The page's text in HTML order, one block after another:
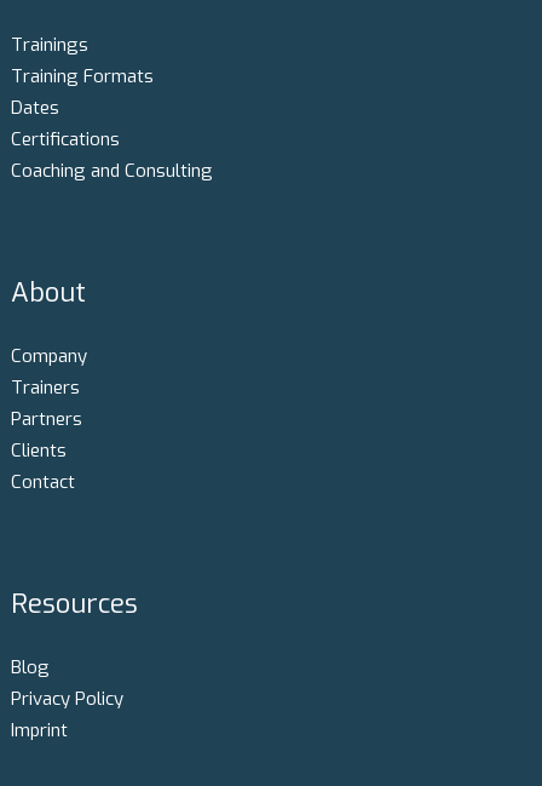
Trainings
Training Formats
Dates
Certifications
Coaching and Consulting
About
Company
Trainers
Partners
Clients
Contact
Resources
Blog
Privacy Policy
Imprint